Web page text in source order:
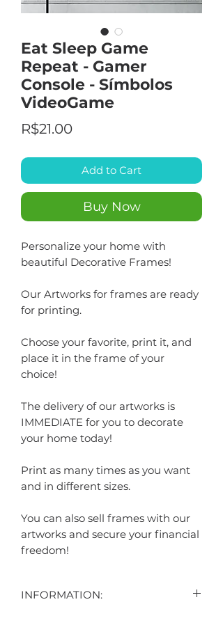
Eat Sleep Game
Repeat - Gamer
Console - Símbolos
VideoGame
R$21.00Price
Add to Cart
Buy Now
Personalize your home with
beautiful Decorative Frames!
Our Artworks for frames are ready
for printing.
Choose your favorite, print it, and
place it in the frame of your
choice!
The delivery of our artworks is
IMMEDIATE for you to decorate
your home today!
Print as many times as you want
and in different sizes.
You can also sell frames with our
artworks and secure your financial
freedom!
INFORMATION: